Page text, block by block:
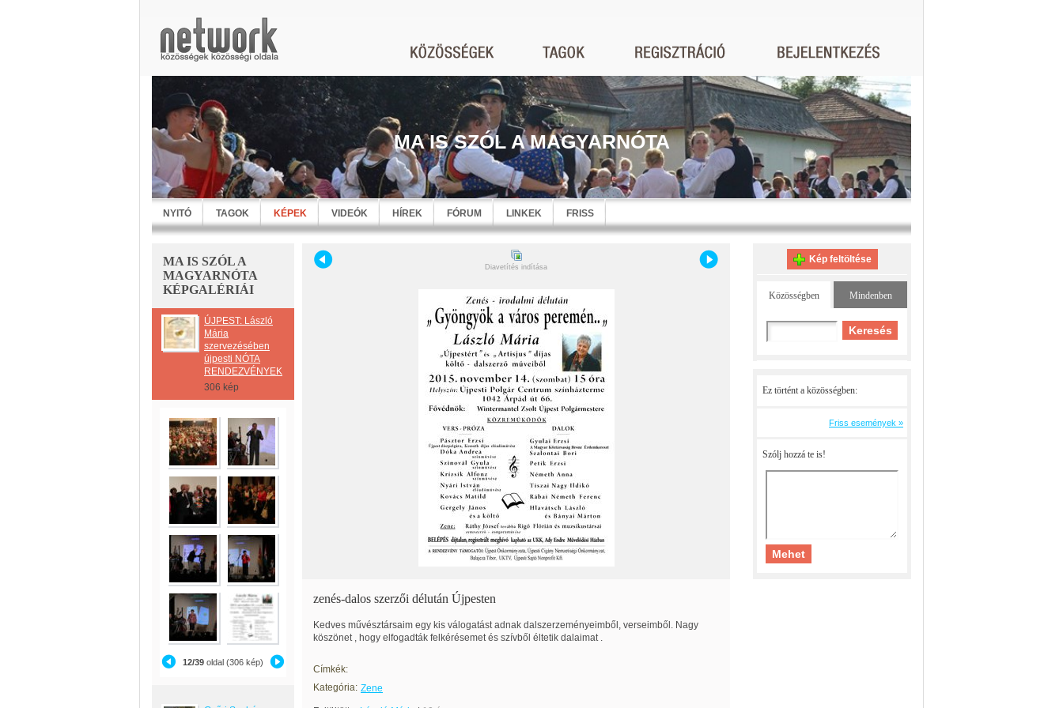
MA IS SZÓL A MAGYARNÓTA
NYITÓ TAGOK KÉPEK VIDEÓK HÍREK FÓRUM LINKEK FRISS
MA IS SZÓL A
MAGYARNÓTA
KÉPGALÉRIÁI
ÚJPEST: László
Mária
szervezésében
újpesti NÓTA
RENDEZVÉNYEK
306 kép
12/39 oldal (306 kép)
Diavetítés indítása
zenés-dalos szerzői délután Újpesten
Kedves művésztársaim egy kis válogatást adnak dalszerzeményeimből, verseimből. Nagy
köszönet , hogy elfogadták felkérésemet és szívből éltetik dalaimat .
Címkék:
Kategória: Zene
Kép feltöltése
Közösségben Mindenben
Ez történt a közösségben:
Friss események »
Szólj hozzá te is!